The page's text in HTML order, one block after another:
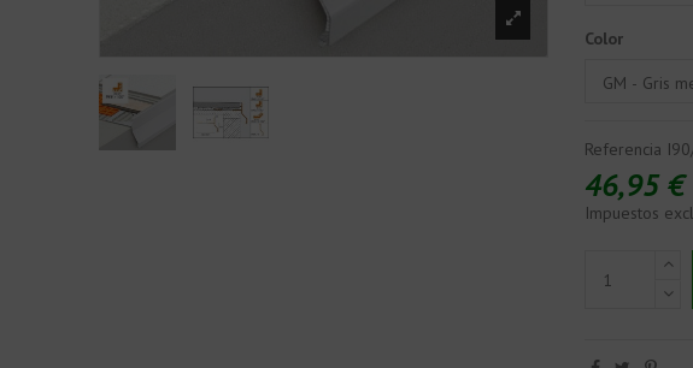
Color
Referencia
46,95 €
Impuestos